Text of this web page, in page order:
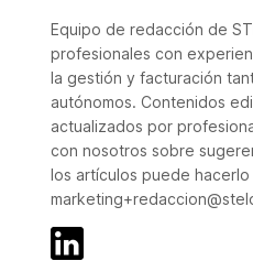
Equipo de redacción de
profesionales con
la gestión y facturación
autónomos. Contenidos
actualizados por
con nosotros sobre
los artículos puede